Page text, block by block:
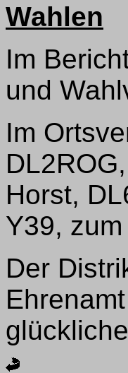
Wahlen
Im
und
Im
Horst,
Y39,
Der